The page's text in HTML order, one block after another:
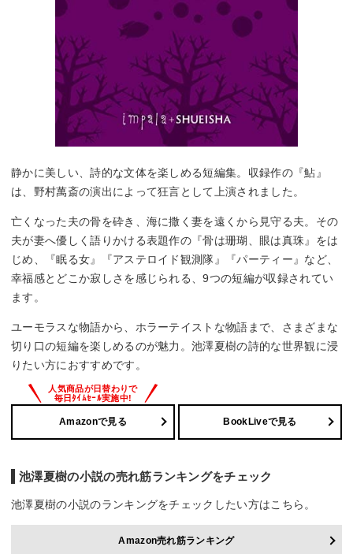
静かに美しい、詩的な文体を楽しめる短編集。収録作の『鮎』
は、野村萬斎の演出によって狂言として上演されました。
亡くなった夫の骨を砕き、海に撒く妻を遠くから見守る夫。その
夫が妻へ優しく語りかける表題作の『骨は珊瑚、眼は真珠』をは
じめ、『眠る女』『アステロイド観測隊』『パーティー』など、
幸福感とどこか寂しさを感じられる、9つの短編が収録されてい
ます。
ユーモラスな物語から、ホラーテイストな物語まで、さまざまな
切り口の短編を楽しめるのが魅力。池澤夏樹の詩的な世界観に浸
りたい方におすすめです。
Amazonで見る BookLiveで見る
池澤夏樹の小説の売れ筋ランキングをチェック
池澤夏樹の小説のランキングをチェックしたい方はこちら。
Amazon売れ筋ランキング